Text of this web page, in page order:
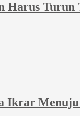
Turun
Ikrar